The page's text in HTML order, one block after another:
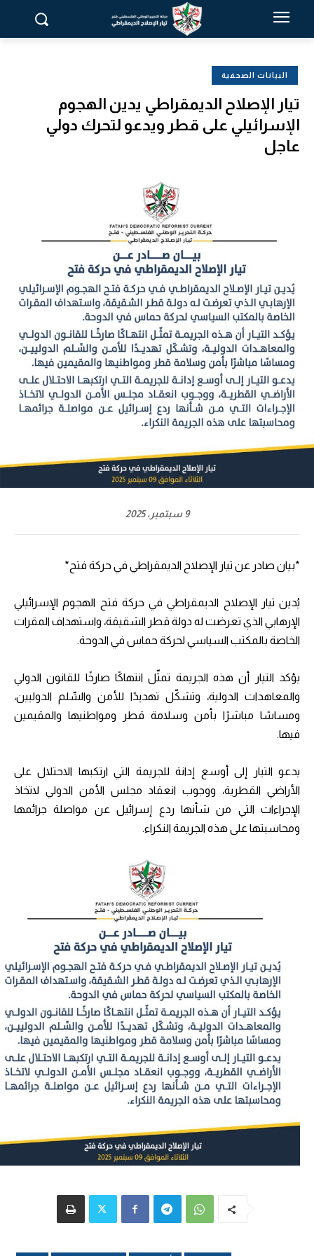
البيانات الصحفية
تيار الإصلاح الديمقراطي يدين الهجوم
الإسرائيلي على قطر ويدعو لتحرك دولي
عاجل
9 سبتمبر، 2025
*بيان صادر عن تيار الإصلاح الديمقراطي في حركة فتح*
يُدين تيار الإصلاح الديمقراطي في حركة فتح الهجوم الإسرائيلي
الإرهابي الذي تعرضت له دولة قطر الشقيقة، واستهداف المقرات
الخاصة بالمكتب السياسي لحركة حماس في الدوحة.
يؤكد التيار أن هذه الجريمة تمثّل انتهاكًا صارخًا للقانون الدولي
والمعاهدات الدولية، وتشكّل تهديدًا للأمن والسِّلم الدوليين،
ومساسًا مباشرًا بأمن وسلامة قطر ومواطنيها والمقيمين
فيها.
يدعو التيار إلى أوسع إدانة للجريمة التي ارتكبها الاحتلال على
الأراضي القطرية، ووجوب انعقاد مجلس الأمن الدولي لاتخاذ
الإجراءات التي من شأنها ردع إسرائيل عن مواصلة جرائمها
ومحاسبتها على هذه الجريمة النكراء.